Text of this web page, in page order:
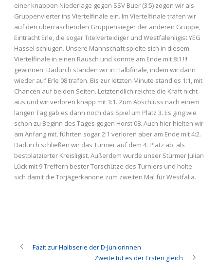
einer knappen Niederlage gegen SSV Buer (3:5) zogen wir als
Gruppenvierter ins Viertelfinale ein. Im Viertelfinale trafen wir
auf den überraschenden Gruppensieger der anderen Gruppe,
Eintracht Erle, die sogar Titelverteidiger und Westfalenligist YEG
Hassel schlugen. Unsere Mannschaft spielte sich in diesem
Viertelfinale in einen Rausch und konnte am Ende mit 8:1 !!!
gewinnen. Dadurch standen wir in Halbfinale, indem wir dann
wieder auf Erle 08 trafen. Bis zur letzten Minute stand es 1:1, mit
Chancen auf beiden Seiten. Letztendlich reichte die Kraft nicht
aus und wir verloren knapp mit 3:1. Zum Abschluss nach einem
langen Tag gab es dann noch das Spiel um Platz 3. Es ging wie
schon zu Beginn des Tages gegen Horst 08. Auch hier hielten wir
am Anfang mit, führten sogar 2:1 verloren aber am Ende mit 4:2.
Dadurch schließen wir das Turnier auf dem 4. Platz ab, als
bestplatzierter Kreisligist. Außerdem wurde unser Stürmer Julian
Lück mit 9 Treffern bester Torschütze des Turniers und holte
sich damit die Torjägerkanone zum zweiten Mal für Westfalia.
Fazit zur Halbserie der D-Juniorinnen
Zweite tut es der Ersten gleich